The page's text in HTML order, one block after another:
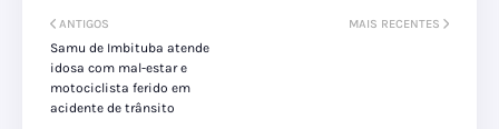
MAIS RECENTES
ANTIGOS
Samu de Imbituba atende
idosa com mal-estar e
motociclista ferido em
acidente de trânsito